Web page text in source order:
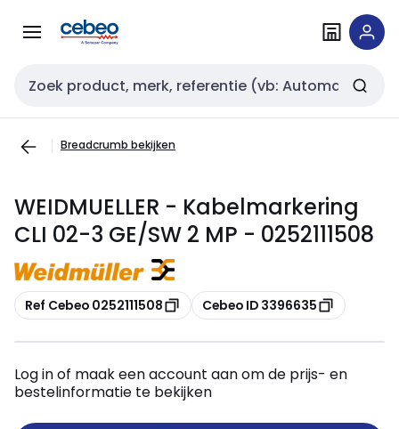
naar
naar
Zoekveld invoer
Breadcrumb bekijken
WEIDMUELLER - Kabelmarkering
CLI 02-3 GE/SW 2 MP - 0252111508
Kopiëren
Ref Cebeo 0252111508 Kopiëren
Cebeo ID 3396635
Log in of maak een account aan om de prijs- en
bestelinformatie te bekijken